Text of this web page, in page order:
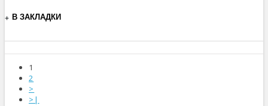
В ЗАКЛАДКИ
1
2
>
>|